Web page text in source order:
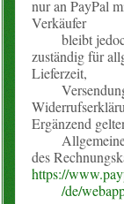
nur an PayPal
Verkäufer
bleibt jedoch
zuständig für
Lieferzeit,
Versendung,
Ergänzend
Allgemeinen
des
https://
/de/